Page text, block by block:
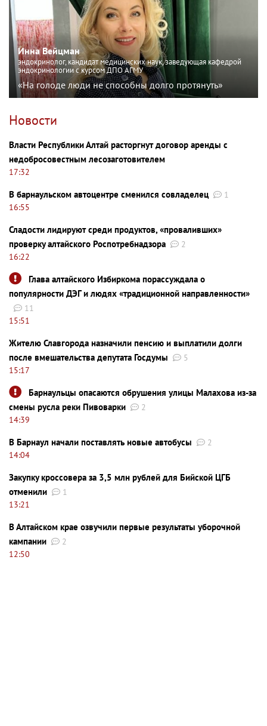
Инна Вейцман
эндокринолог, кандидат медицинских наук, заведующая кафедрой
эндокринологии с курсом ДПО АГМУ
«На голоде люди не способны долго протянуть»
Новости
Власти Республики Алтай расторгнут договор аренды с
недобросовестным лесозаготовителем
17:32
В барнаульском автоцентре сменился совладелец
1
16:55
Сладости лидируют среди продуктов, «проваливших»
проверку алтайского Роспотребнадзора
2
16:22
Глава алтайского Избиркома порассуждала о
популярности ДЭГ и людях «традиционной направленности»
11
15:51
Жителю Славгорода назначили пенсию и выплатили долги
после вмешательства депутата Госдумы
5
15:17
Барнаульцы опасаются обрушения улицы Малахова из-за
смены русла реки Пивоварки
2
14:39
В Барнаул начали поставлять новые автобусы
2
14:04
Закупку кроссовера за 3,5 млн рублей для Бийской ЦГБ
отменили
1
13:21
В Алтайском крае озвучили первые результаты уборочной
кампании
2
12:50